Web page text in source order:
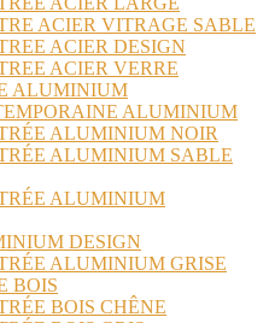
ACIER VITRAGE SABLE
ACIER DESIGN
ACIER VERRE
ALUMINIUM
ALUMINIUM
ALUMINIUM NOIR
ALUMINIUM SABLE
ALUMINIUM
DESIGN
ALUMINIUM GRISE
BOIS
BOIS CHÊNE